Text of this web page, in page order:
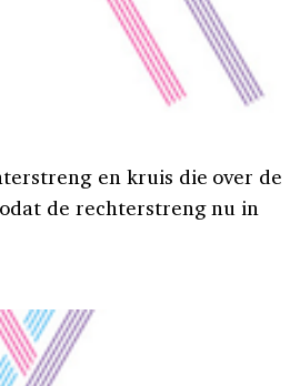
en kruis die over de
de rechterstreng nu in